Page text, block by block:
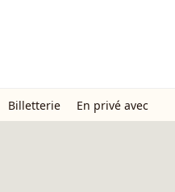
Billetterie En privé avec